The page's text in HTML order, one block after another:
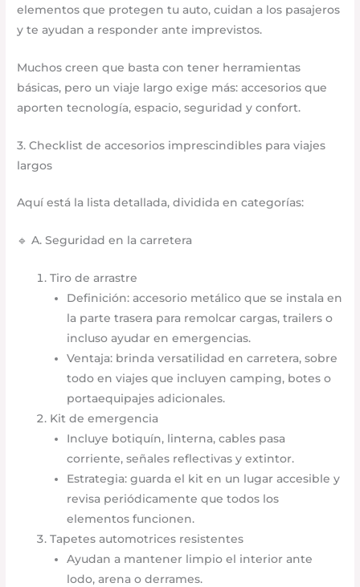
elementos que protegen tu auto, cuidan a los pasajeros
y te ayudan a responder ante imprevistos.
Muchos creen que basta con tener herramientas
básicas, pero un viaje largo exige más: accesorios que
aporten tecnología, espacio, seguridad y confort.
3. Checklist de accesorios imprescindibles para viajes
largos
Aquí está la lista detallada, dividida en categorías:
🔹 A. Seguridad en la carretera
Tiro de arrastre
Definición: accesorio metálico que se instala en
la parte trasera para remolcar cargas, trailers o
incluso ayudar en emergencias.
Ventaja: brinda versatilidad en carretera, sobre
todo en viajes que incluyen camping, botes o
portaequipajes adicionales.
Kit de emergencia
Incluye botiquín, linterna, cables pasa
corriente, señales reflectivas y extintor.
Estrategia: guarda el kit en un lugar accesible y
revisa periódicamente que todos los
elementos funcionen.
Tapetes automotrices resistentes
Ayudan a mantener limpio el interior ante
lodo, arena o derrames.